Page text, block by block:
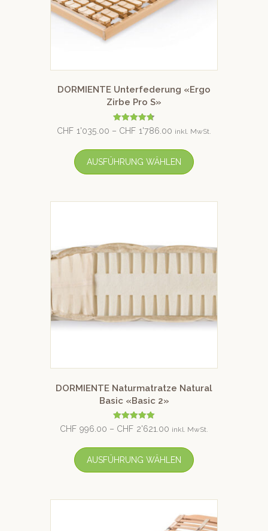
DORMIENTE Unterfederung «Ergo
Zirbe Pro S»
Bewertet
mit
von 5
CHF 1'035.00 – CHF 1'786.00 inkl. MwSt.
AUSFÜHRUNG WÄHLEN
DORMIENTE Naturmatratze Natural
Basic «Basic 2»
Bewertet mit
5.00
CHF 996.00 – CHF 2'621.00 inkl. MwSt.
AUSFÜHRUNG WÄHLEN